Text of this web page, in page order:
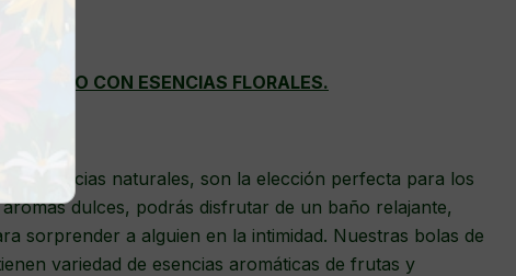
DE BAÑO CON ESENCIAS FLORALES.
esencias naturales, son la elección perfecta para los
dulces, podrás disfrutar de un baño relajante,
sorprender a alguien en la intimidad. Nuestras bolas de
variedad de esencias aromáticas de frutas y